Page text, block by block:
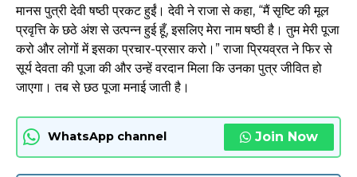
मानस पुत्री देवी षष्ठी प्रकट हुईं। देवी ने राजा से कहा, “मैं सृष्टि की मूल
प्रवृत्ति के छठे अंश से उत्पन्न हुई हूँ, इसलिए मेरा नाम षष्ठी है। तुम मेरी पूजा
करो और लोगों में इसका प्रचार-प्रसार करो।” राजा प्रियव्रत ने फिर से
सूर्य देवता की पूजा की और उन्हें वरदान मिला कि उनका पुत्र जीवित हो
जाएगा। तब से छठ पूजा मनाई जाती है।
WhatsApp channel Join Now